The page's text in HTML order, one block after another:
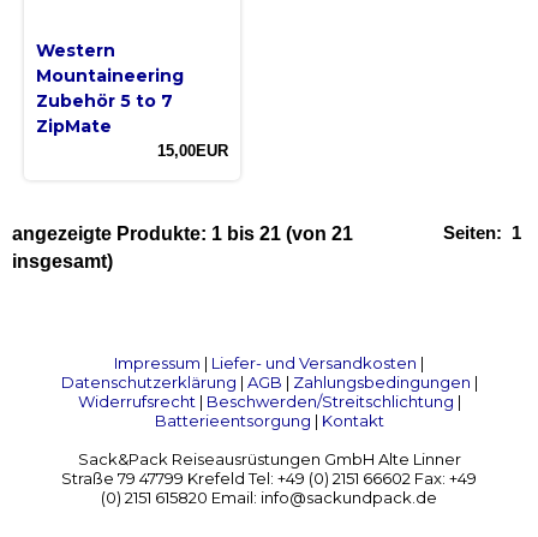
Western
Mountaineering
Zubehör 5 to 7
ZipMate
15,00EUR
Seiten: 1
angezeigte Produkte: 1 bis 21 (von 21
insgesamt)
Impressum | Liefer- und Versandkosten |
Datenschutzerklärung | AGB | Zahlungsbedingungen |
Widerrufsrecht| Beschwerden/Streitschlichtung |
Batterieentsorgung | Kontakt
Sack&Pack Reiseausrüstungen GmbH Alte Linner
Straße 79 47799 Krefeld Tel: +49 (0) 2151 66602 Fax: +49
(0) 2151 615820 Email: info@sackundpack.de